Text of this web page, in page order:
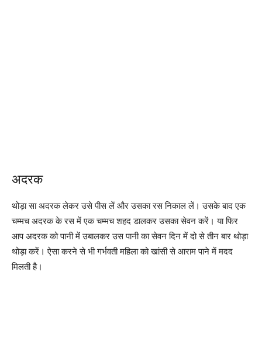
अदरक
थोड़ा सा अदरक लेकर उसे पीस लें और उसका रस निकाल लें। उसके बाद एक
चम्मच अदरक के रस में एक चम्मच शहद डालकर उसका सेवन करें। या फिर
आप अदरक को पानी में उबालकर उस पानी का सेवन दिन में दो से तीन बार थोड़ा
थोड़ा करें। ऐसा करने से भी गर्भवती महिला को खांसी से आराम पाने में मदद
मिलती है।